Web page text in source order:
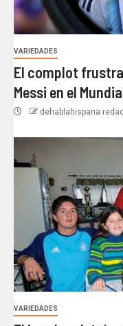
VARIEDADES
El complot
Messi en el
dehablahispana
VARIEDADES